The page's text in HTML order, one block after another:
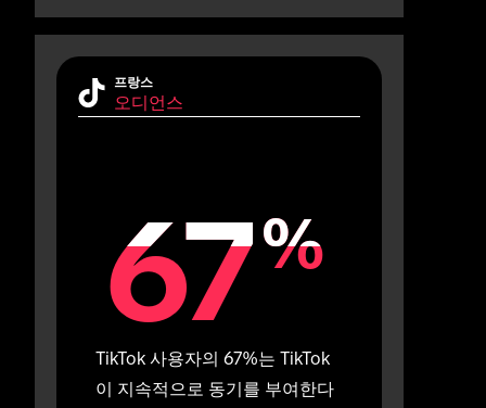
프랑스
오디언스
67%
67%
TikTok 사용자의 67%는 TikTok
이 지속적으로 동기를 부여한다